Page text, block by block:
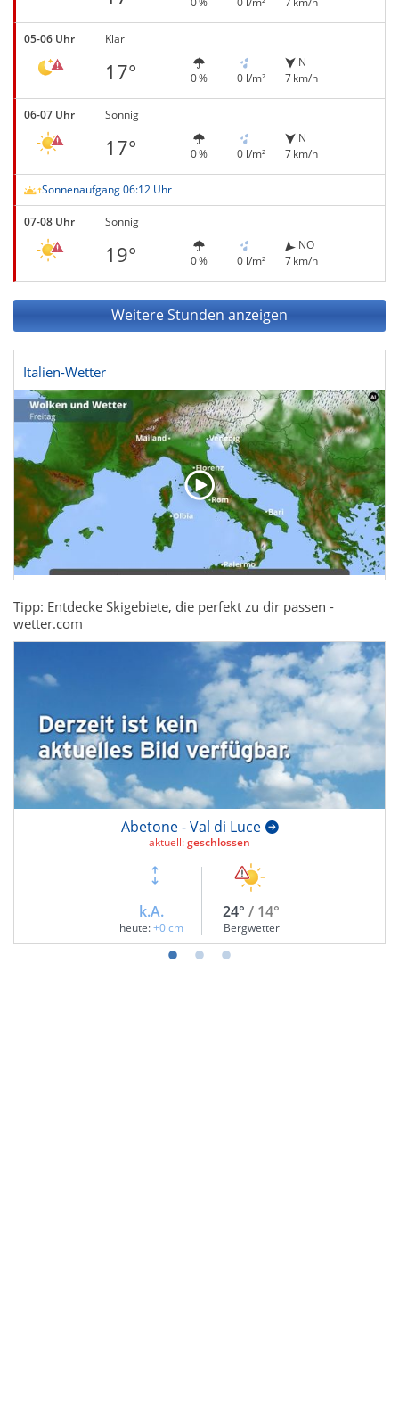
05-06 Uhr Klar
17° 0 % 0 l/m²
N
7 km/h
06-07 Uhr Sonnig
17° 0 % 0 l/m²
N
7 km/h
Sonnenaufgang 06:12 Uhr
07-08 Uhr Sonnig
19° 0 % 0 l/m²
NO
7 km/h
Weitere Stunden anzeigen
Italien-Wetter
Tipp: Entdecke Skigebiete, die perfekt zu dir passen -
wetter.com
Abetone - Val di Luce
aktuell:geschlossen
k.A.
heute:+0 cm
24° / 14°
Bergwetter